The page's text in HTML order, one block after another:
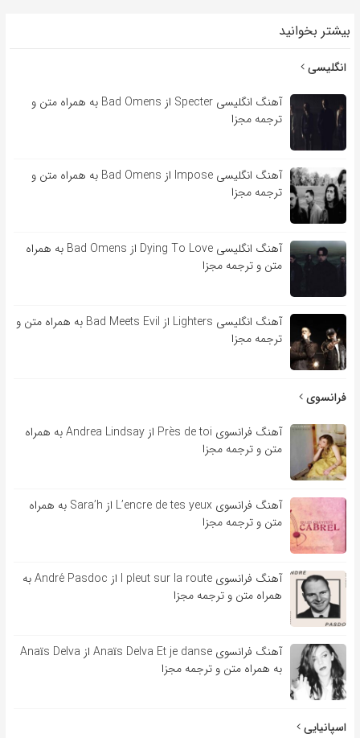
بیشتر بخوانید
انگلیسی
آهنگ انگلیسی Specter از Bad Omens به همراه متن و
ترجمه مجزا
آهنگ انگلیسی Impose از Bad Omens به همراه متن و
ترجمه مجزا
آهنگ انگلیسی Dying To Love از Bad Omens به همراه
متن و ترجمه مجزا
آهنگ انگلیسی Lighters از Bad Meets Evil به همراه متن و
ترجمه مجزا
فرانسوی
آهنگ فرانسوی Près de toi از Andrea Lindsay به همراه
متن و ترجمه مجزا
آهنگ فرانسوی L’encre de tes yeux از Sara’h به همراه
متن و ترجمه مجزا
آهنگ فرانسوی l pleut sur la route از André Pasdoc به
همراه متن و ترجمه مجزا
آهنگ فرانسوی Anaïs Delva Et je danse از Anaïs Delva
به همراه متن و ترجمه مجزا
اسپانیایی